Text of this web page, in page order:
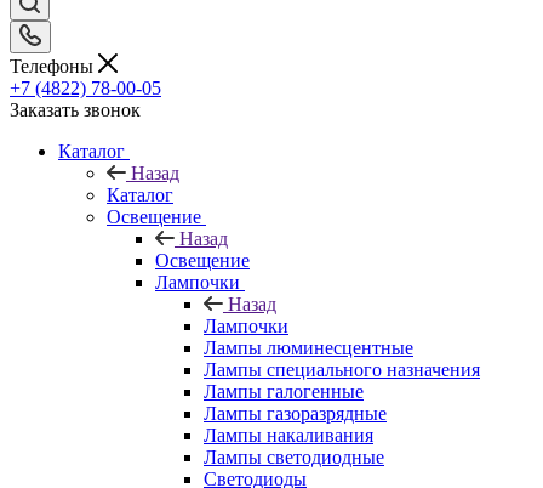
Телефоны
+7 (4822) 78-00-05
Заказать звонок
Каталог
Назад
Каталог
Освещение
Назад
Освещение
Лампочки
Назад
Лампочки
Лампы люминесцентные
Лампы специального назначения
Лампы галогенные
Лампы газоразрядные
Лампы накаливания
Лампы светодиодные
Светодиоды